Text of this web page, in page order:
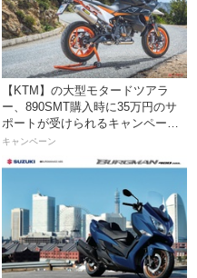
【KTM】の大型モタードツアラ
ー、890SMT購入時に35万円のサ
ポートが受けられるキャンペーン
を実施中！
キャンペーン